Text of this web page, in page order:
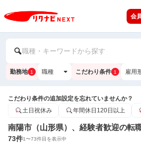
会
職種・キーワードから探す
勤務地 1 職種 こだわり条件 1 雇用
こだわり条件の追加設定を忘れていませんか？
土日祝休み
年間休日120日以上
南陽市（山形県）、経験者歓迎の転
73件1〜73件目を表示中